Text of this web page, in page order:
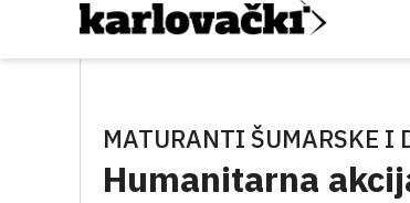
MATURANTI ŠUMARSKE I
Humanitarna